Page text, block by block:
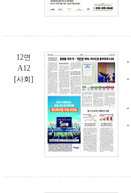
12면
A12
[사회]